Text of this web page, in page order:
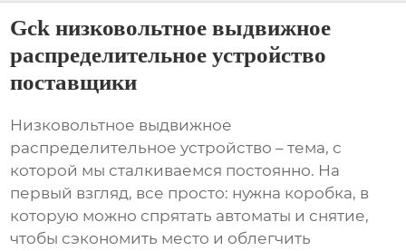
Gck низковольтное выдвижное
распределительное устройство
поставщики
Низковольтное выдвижное
распределительное устройство – тема, с
которой мы сталкиваемся постоянно. На
первый взгляд, все просто: нужна коробка, в
которую можно спрятать автоматы и снятие,
чтобы сэкономить место и облегчить